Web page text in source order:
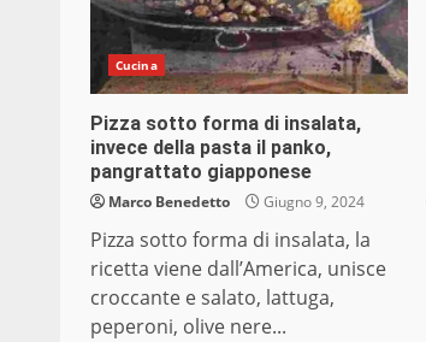
Cucina
Pizza sotto forma di insalata,
invece della pasta il panko,
pangrattato giapponese
Marco Benedetto Giugno 9, 2024
Pizza sotto forma di insalata, la
ricetta viene dall’America, unisce
croccante e salato, lattuga,
peperoni, olive nere...